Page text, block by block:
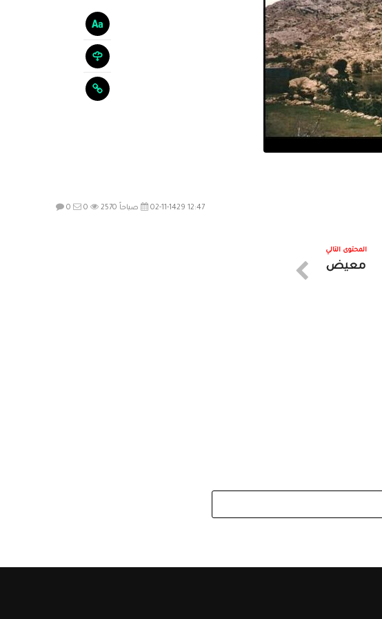
02-11-1429 12:47 صباحاً 0 0 2570
المحتوى التالي
معيض